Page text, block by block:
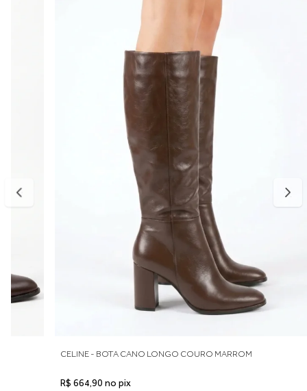
Altura do cano: aproximadamente 23 cm (incluindo o salto)
Diferenciais: couro com acabamento sofisticado, salto bloco que
oferece mais estabilidade, design elegante que alonga a silhueta,
estrutura confortável para uso prolongado, modelo versátil para
34 — aproximadamente 23,0 cm
35 — aproximadamente 23,5 cm
36 — aproximadamente 24,5 cm
37 — aproximadamente 25,0 cm
38 — aproximadamente 25,5 cm
39 — aproximadamente 26,0 cm
Para escolher o tamanho ideal, meça seu pé do dedão até o
calcanhar e adicione cerca de 0,5 cm de folga para garantir conforto
no uso. Se estiver entre dois tamanhos, opte pelo maior para um
encaixe mais confortável. E, se precisar ajustar, a primeira troca é
CELINE - BOTA CANO LONGO COURO MARROM
R$ 664,90 no pix